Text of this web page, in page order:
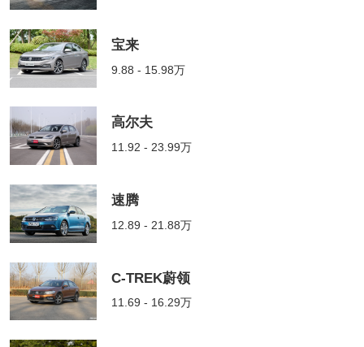
宝来
9.88 - 15.98万
高尔夫
11.92 - 23.99万
速腾
12.89 - 21.88万
C-TREK蔚领
11.69 - 16.29万